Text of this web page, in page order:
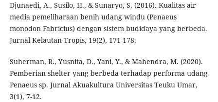
Djunaedi, A., Susilo, H., & Sunaryo, S. (2016). Kualitas air
media pemeliharaan benih udang windu (Penaeus
monodon Fabricius) dengan sistem budidaya yang berbeda.
Jurnal Kelautan Tropis, 19(2), 171-178.
Suherman, R., Yusnita, D., Yani, Y., & Mahendra, M. (2020).
Pemberian shelter yang berbeda terhadap performa udang
Penaeus sp. Jurnal Akuakultura Universitas Teuku Umar,
3(1), 7-12.